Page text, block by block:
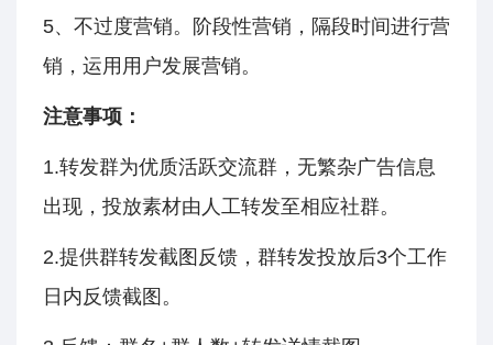
5、不过度营销。阶段性营销，隔段时间进行营
销，运用用户发展营销。
注意事项：
1.转发群为优质活跃交流群，无繁杂广告信息
出现，投放素材由人工转发至相应社群。
2.提供群转发截图反馈，群转发投放后3个工作
日内反馈截图。